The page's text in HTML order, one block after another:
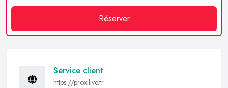
Réserver
Service client
https://proxilive.fr